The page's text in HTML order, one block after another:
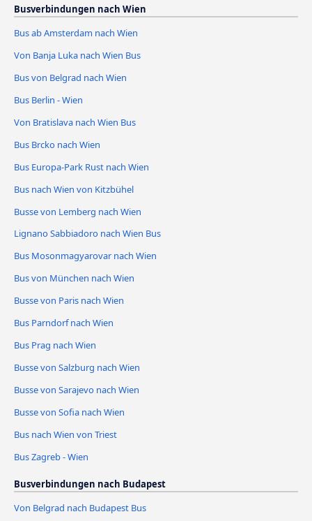
Busverbindungen nach Wien
Bus ab Amsterdam nach Wien
Von Banja Luka nach Wien Bus
Bus von Belgrad nach Wien
Bus Berlin - Wien
Von Bratislava nach Wien Bus
Bus Brcko nach Wien
Bus Europa-Park Rust nach Wien
Bus nach Wien von Kitzbühel
Busse von Lemberg nach Wien
Lignano Sabbiadoro nach Wien Bus
Bus Mosonmagyarovar nach Wien
Bus von München nach Wien
Busse von Paris nach Wien
Bus Parndorf nach Wien
Bus Prag nach Wien
Busse von Salzburg nach Wien
Busse von Sarajevo nach Wien
Busse von Sofia nach Wien
Bus nach Wien von Triest
Bus Zagreb - Wien
Busverbindungen nach Budapest
Von Belgrad nach Budapest Bus